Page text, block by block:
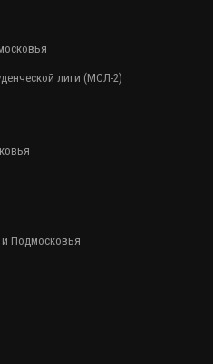
лиги (МСЛ-2)
и Подмосковья